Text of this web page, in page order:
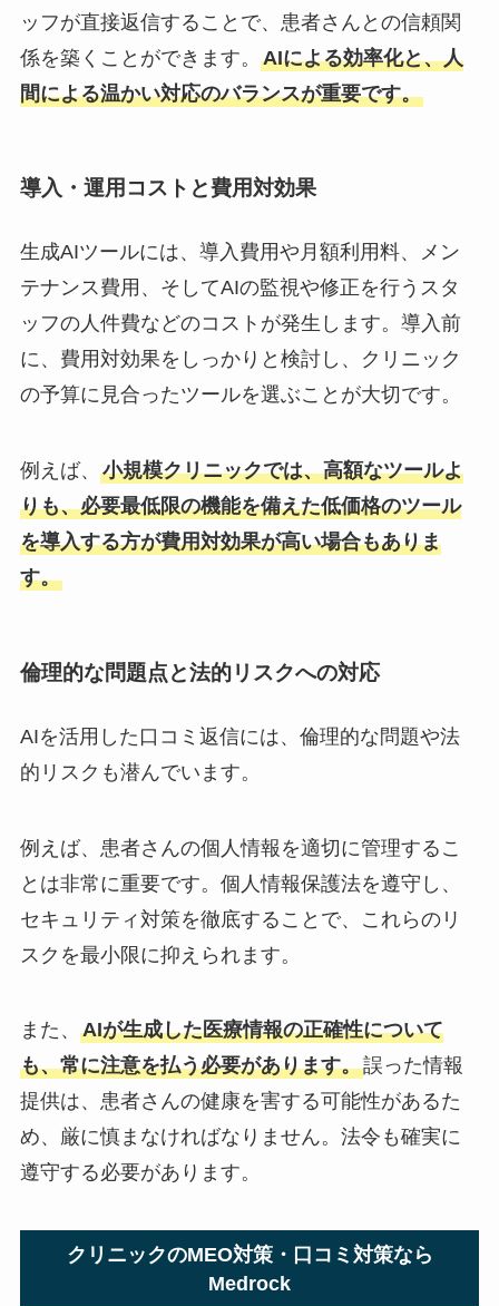
ッフが直接返信することで、患者さんとの信頼関
係を築くことができます。 AIによる効率化と、人
間による温かい対応のバランスが重要です。
導入・運用コストと費用対効果
生成AIツールには、導入費用や月額利用料、メン
テナンス費用、そしてAIの監視や修正を行うスタ
ッフの人件費などのコストが発生します。導入前
に、費用対効果をしっかりと検討し、クリニック
の予算に見合ったツールを選ぶことが大切です。
例えば、 小規模クリニックでは、高額なツールよ
りも、必要最低限の機能を備えた低価格のツール
を導入する方が費用対効果が高い場合もありま
す。
倫理的な問題点と法的リスクへの対応
AIを活用した口コミ返信には、倫理的な問題や法
的リスクも潜んでいます。
例えば、患者さんの個人情報を適切に管理するこ
とは非常に重要です。個人情報保護法を遵守し、
セキュリティ対策を徹底することで、これらのリ
スクを最小限に抑えられます。
また、 AIが生成した医療情報の正確性について
も、常に注意を払う必要があります。誤った情報
提供は、患者さんの健康を害する可能性があるた
め、厳に慎まなければなりません。法令も確実に
遵守する必要があります。
クリニックのMEO対策・口コミ対策なら
Medrock